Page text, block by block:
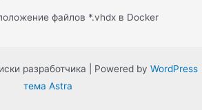
файлов *.vhdx в Docker
разработчика | Powered by WordPress
тема Astra